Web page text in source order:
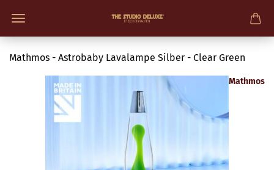
Mathmos - Astrobaby Lavalampe Silber - Clear Green
Mathmos